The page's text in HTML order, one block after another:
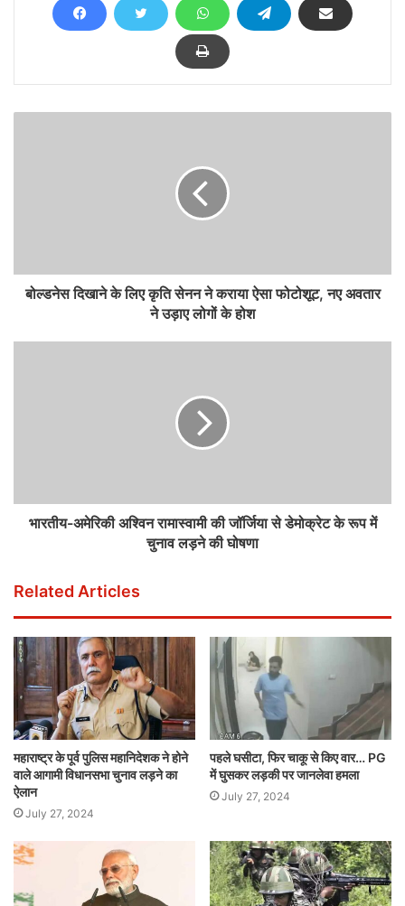
बोल्डनेस दिखाने के लिए कृति सेनन ने कराया ऐसा फोटोशूट, नए अवतार
ने उड़ाए लोगों के होश
भारतीय-अमेरिकी अश्विन रामास्वामी की जॉर्जिया से डेमोक्रेट के रूप में
चुनाव लड़ने की घोषणा
Related Articles
महाराष्ट्र के पूर्व पुलिस महानिदेशक ने होने
वाले आगामी विधानसभा चुनाव लड़ने का
ऐलान
July 27, 2024
पहले घसीटा, फिर चाकू से किए वार… PG
में घुसकर लड़की पर जानलेवा हमला
July 27, 2024